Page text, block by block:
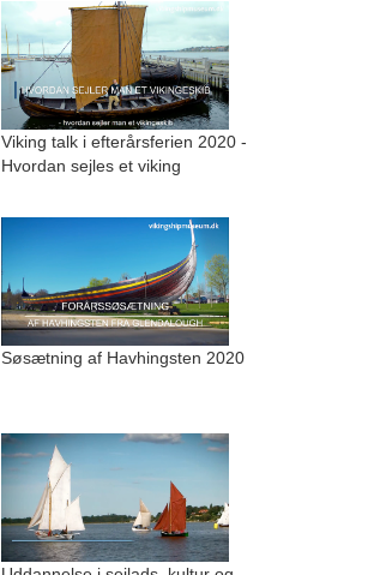
Viking talk i efterårsferien 2020 -
Hvordan sejles et viking
Søsætning af Havhingsten 2020